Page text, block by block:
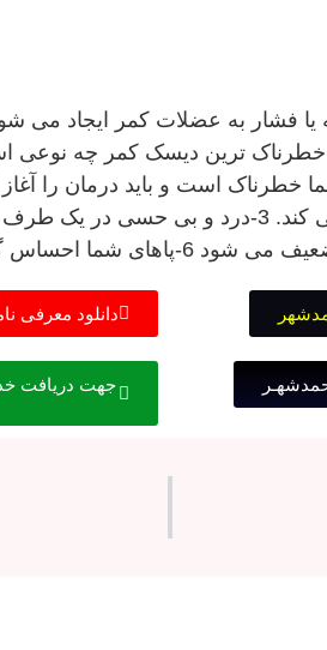
فشار به عضلات کمر ایجاد می
ترین دیسک کمر چه نوعی
دانلود معرفی
جهت دریافت